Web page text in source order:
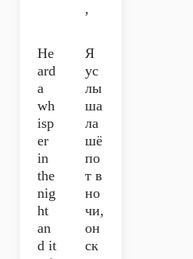
,
He
ard
a
wh
isp
er
in
the
nig
ht
an
d it
Я
ус
лы
ша
ла
шё
по
т в
но
чи,
он
ск